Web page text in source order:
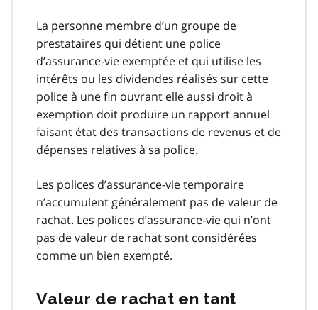
La personne membre d’un groupe de
prestataires qui détient une police
d’assurance-vie exemptée et qui utilise les
intérêts ou les dividendes réalisés sur cette
police à une fin ouvrant elle aussi droit à
exemption doit produire un rapport annuel
faisant état des transactions de revenus et de
dépenses relatives à sa police.
Les polices d’assurance-vie temporaire
n’accumulent généralement pas de valeur de
rachat. Les polices d’assurance-vie qui n’ont
pas de valeur de rachat sont considérées
comme un bien exempté.
Valeur de rachat en tant